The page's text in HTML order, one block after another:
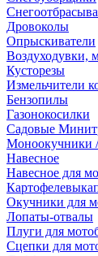
Дровоколы
Опрыскиватели
Воздуходувки,
Кусторезы
Измельчители
Бензопилы
Газонокосилки
Садовые
Моноокучники
Навесное
Навесное для
Окучники для
Лопаты-отвалы
Плуги для
Сцепки для